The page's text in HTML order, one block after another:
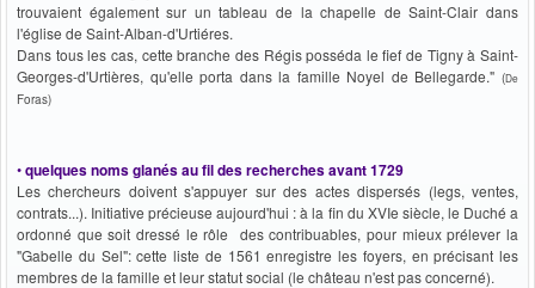
trouvaient également sur un tableau de la chapelle de Saint-Clair dans
l'église de Saint-Alban-d'Urtiéres.
Dans tous les cas, cette branche des Régis posséda le fief de Tigny à Saint-
Georges-d'Urtières, qu'elle porta dans la famille Noyel de Bellegarde." (De
Foras)
•quelques noms glanés au fil des recherches avant 1729
Les chercheurs doivent s'appuyer sur des actes dispersés (legs, ventes,
contrats...). Initiative précieuse aujourd'hui : à la fin du XVIe siècle, le Duché a
ordonné que soit dressé le rôle des contribuables, pour mieux prélever la
"Gabelle du Sel": cette liste de 1561 enregistre les foyers, en précisant les
membres de la famille et leur statut social (le château n'est pas concerné).